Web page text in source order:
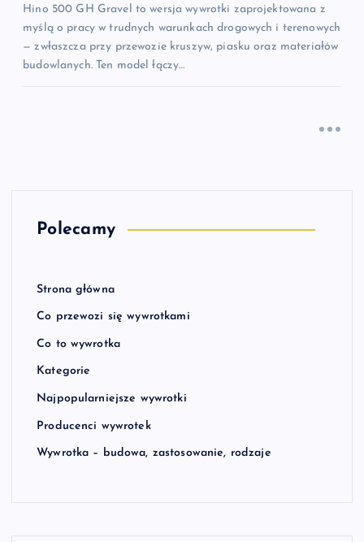
Hino 500 GH Gravel to wersja wywrotki zaprojektowana z
myślą o pracy w trudnych warunkach drogowych i terenowych
— zwłaszcza przy przewozie kruszyw, piasku oraz materiałów
budowlanych. Ten model łączy…
Polecamy
Strona główna
Co przewozi się wywrotkami
Co to wywrotka
Kategorie
Najpopularniejsze wywrotki
Producenci wywrotek
Wywrotka – budowa, zastosowanie, rodzaje